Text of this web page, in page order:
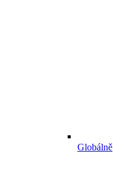
Globálně